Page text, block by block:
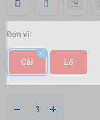
Đơn vị:
Cái Lố